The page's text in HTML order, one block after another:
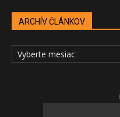
ARCHÍV ČLÁNKOV
ARCHÍV
ČLÁNKOV